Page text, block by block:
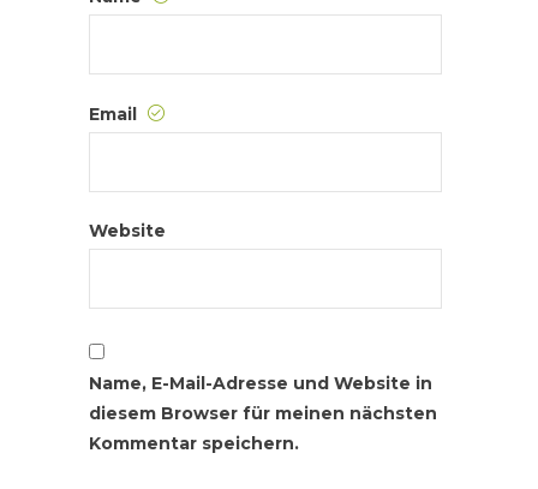
Email
Website
Name, E-Mail-Adresse und Website in
diesem Browser für meinen nächsten
Kommentar speichern.